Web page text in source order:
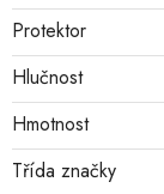
Protektor
Hlučnost
Hmotnost
Třída značky